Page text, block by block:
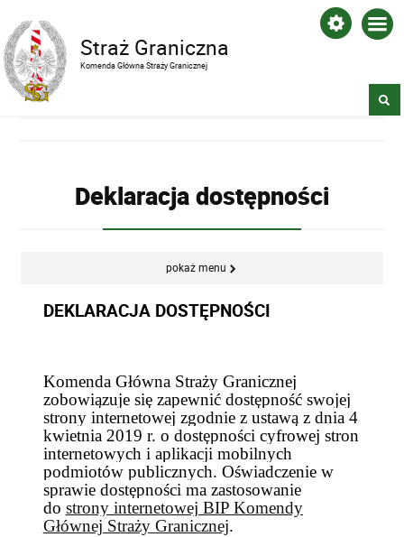
Straż Graniczna
Komenda Główna Straży Granicznej
Deklaracja dostępności
pokaż menu
DEKLARACJA DOSTĘPNOŚCI
Komenda Główna Straży Granicznej
zobowiązuje się zapewnić dostępność swojej
strony internetowej zgodnie z ustawą z dnia 4
kwietnia 2019 r. o dostępności cyfrowej stron
internetowych i aplikacji mobilnych
podmiotów publicznych. Oświadczenie w
sprawie dostępności ma zastosowanie
do strony internetowej BIP Komendy
Głównej Straży Granicznej.